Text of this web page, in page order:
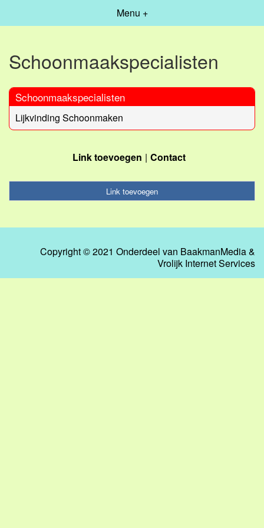
Menu +
Schoonmaakspecialisten
Schoonmaakspecialisten
Lijkvinding Schoonmaken
Link toevoegen Contact
Link toevoegen
Copyright © 2021 Onderdeel van BaakmanMedia&
Vrolijk Internet Services